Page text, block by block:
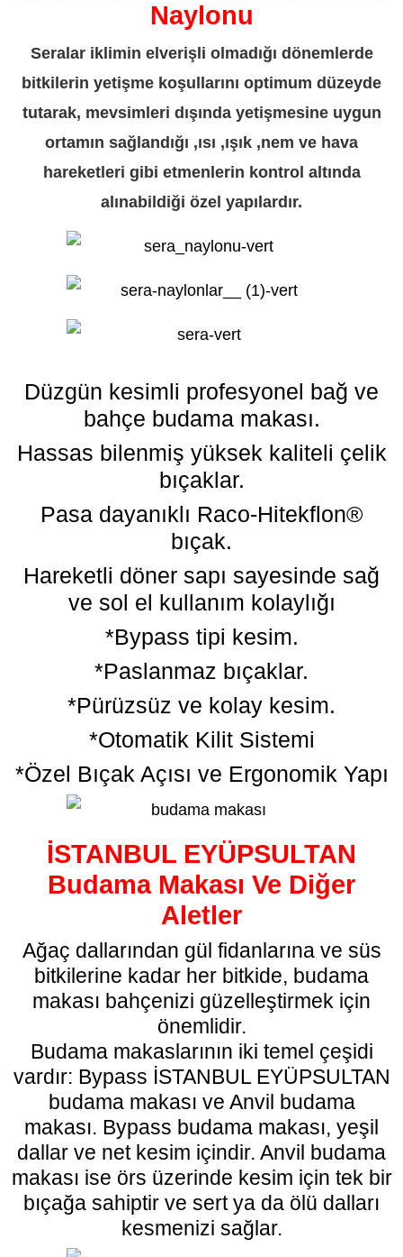
Naylonu
Seralar iklimin elverişli olmadığı dönemlerde
bitkilerin yetişme koşullarını optimum düzeyde
tutarak, mevsimleri dışında yetişmesine uygun
ortamın sağlandığı ,ısı ,ışık ,nem ve hava
hareketleri gibi etmenlerin kontrol altında
alınabildiği özel yapılardır.
Düzgün kesimli profesyonel bağ ve
bahçe budama makası.
Hassas bilenmiş yüksek kaliteli çelik
bıçaklar.
Pasa dayanıklı Raco-Hitekflon®
bıçak.
Hareketli döner sapı sayesinde sağ
ve sol el kullanım kolaylığı
*Bypass tipi kesim.
*Paslanmaz bıçaklar.
*Pürüzsüz ve kolay kesim.
*Otomatik Kilit Sistemi
*Özel Bıçak Açısı ve Ergonomik Yapı
İSTANBUL EYÜPSULTAN
Budama Makası Ve Diğer
Aletler
Ağaç dallarından gül fidanlarına ve süs
bitkilerine kadar her bitkide, budama
makası bahçenizi güzelleştirmek için
önemlidir.
Budama makaslarının iki temel çeşidi
vardır: Bypass İSTANBUL EYÜPSULTAN
budama makası ve Anvil budama
makası. Bypass budama makası, yeşil
dallar ve net kesim içindir. Anvil budama
makası ise örs üzerinde kesim için tek bir
bıçağa sahiptir ve sert ya da ölü dalları
kesmenizi sağlar.